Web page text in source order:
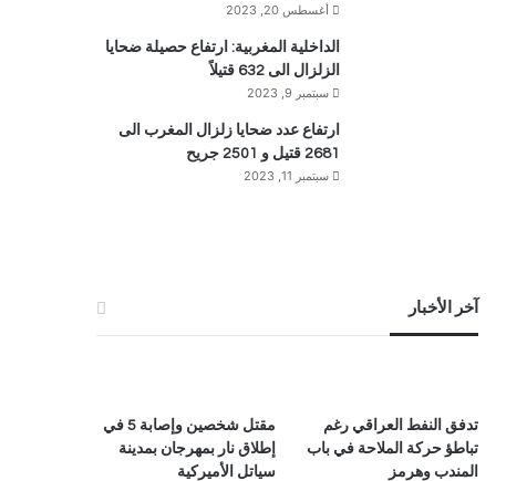
أغسطس 20, 2023
الداخلية المغربية: ارتفاع حصيلة ضحايا
الزلزال الى 632 قتيلاً
سبتمبر 9, 2023
ارتفاع عدد ضحايا زلزال المغرب الى
2681 قتيل و 2501 جريح
سبتمبر 11, 2023
آخر الأخبار
تدفق النفط العراقي رغم
تباطؤ حركة الملاحة في باب
المندب وهرمز
مقتل شخصين وإصابة 5 في
إطلاق نار بمهرجان بمدينة
سياتل الأميركية